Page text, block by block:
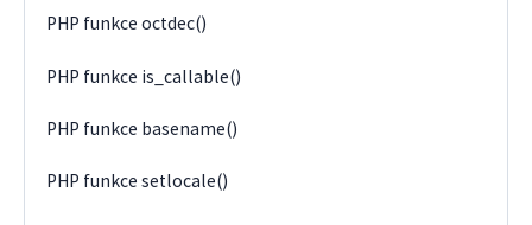
PHP funkce octdec()
PHP funkce is_callable()
PHP funkce basename()
PHP funkce setlocale()